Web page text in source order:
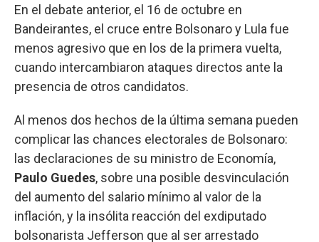
En el debate anterior, el 16 de octubre en
Bandeirantes, el cruce entre Bolsonaro y Lula fue
menos agresivo que en los de la primera vuelta,
cuando intercambiaron ataques directos ante la
presencia de otros candidatos.
Al menos dos hechos de la última semana pueden
complicar las chances electorales de Bolsonaro:
las declaraciones de su ministro de Economía,
Paulo Guedes, sobre una posible desvinculación
del aumento del salario mínimo al valor de la
inflación, y la insólita reacción del exdiputado
bolsonarista Jefferson que al ser arrestado